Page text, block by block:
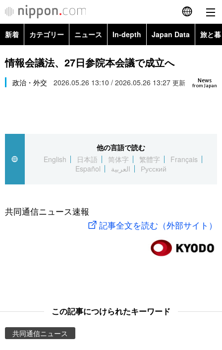
English
简体字
繁體字
العربية
社会
旅と暮らし
新着 カテゴリー ニュース In-depth Japan Data 旅と
政治・外交
経済・ビジネス
社会
文化
科学・技術
暮らし
Images
お知らせ
情報会議法、27日参院本会議で成立へ
News
from Japan
政治・外交 2026.05.26 13:10 / 2026.05.26 13:27 更新
他の言語で読む
English
日本語 简体字 繁體字
Français
Español
العربية Русский
共同通信ニュース速報
記事全文を読む（外部サイト）
この記事につけられたキーワード
共同通信ニュース